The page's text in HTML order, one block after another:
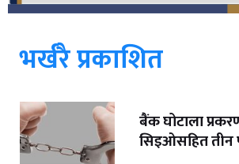
भर्खरै प्रकाशित
बैंक घोटाला
सिइओसहित तीन